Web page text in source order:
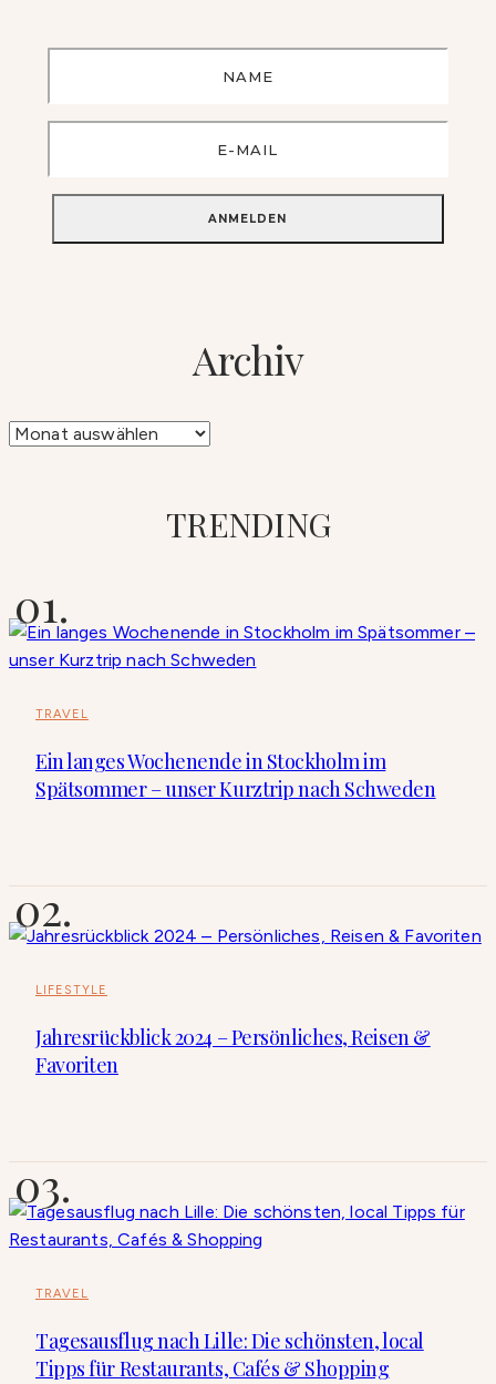
Archiv
Archiv
TRENDING
TRAVEL
Ein langes Wochenende in Stockholm im
Spätsommer – unser Kurztrip nach Schweden
LIFESTYLE
Jahresrückblick 2024 – Persönliches, Reisen &
Favoriten
TRAVEL
Tagesausflug nach Lille: Die schönsten, local
Tipps für Restaurants, Cafés & Shopping